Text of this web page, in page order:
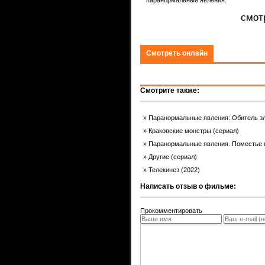
Смотреть онлайн
Смотрите также:
Паранормальные явления: Обитель
Краковские монстры (сериал)
Паранормальные явления. Поместье
Другие (сериал)
Телекинез (2022)
Написать отзыв о фильме:
Прокомментировать